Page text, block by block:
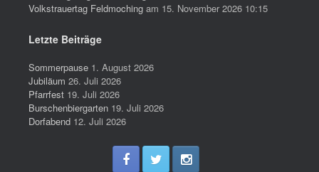
Volkstrauertag Feldmoching am 15. November 2026 10:15
Letzte Beiträge
Sommerpause 1. August 2026
Jubiläum 26. Juli 2026
Pfarrfest 19. Juli 2026
Burschenbiergarten 19. Juli 2026
Dorfabend 12. Juli 2026